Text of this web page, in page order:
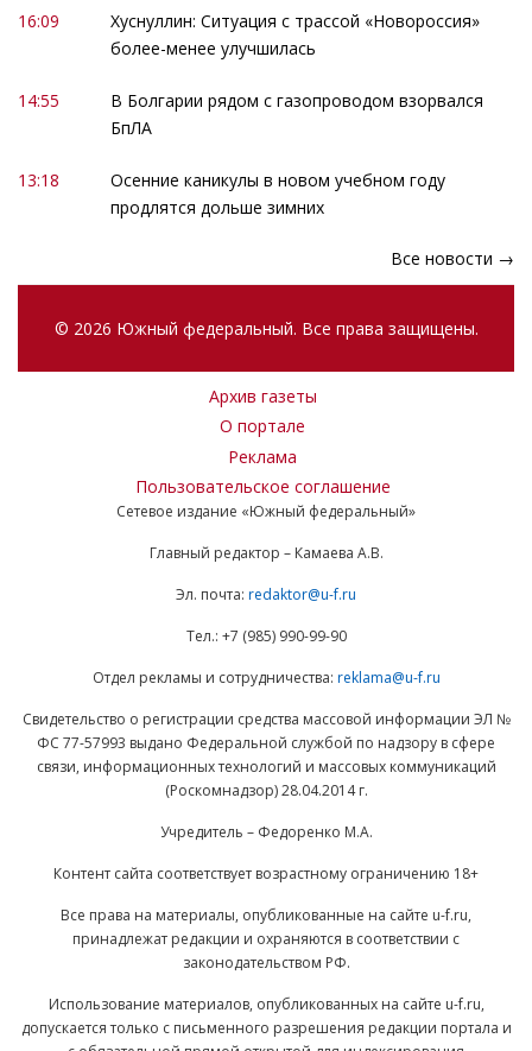
16:09
Хуснуллин: Ситуация с трассой «Новороссия»
более-менее улучшилась
14:55
В Болгарии рядом с газопроводом взорвался
БпЛА
13:18
Осенние каникулы в новом учебном году
продлятся дольше зимних
Все новости →
© 2026 Южный федеральный. Все права защищены.
Архив газеты
О портале
Реклама
Пользовательское соглашение
Сетевое издание «Южный федеральный»
Главный редактор – Камаева А.В.
Эл. почта: redaktor@u-f.ru
Тел.: +7 (985) 990-99-90
Отдел рекламы и сотрудничества: reklama@u-f.ru
Свидетельство о регистрации средства массовой информации ЭЛ №
ФС 77-57993 выдано Федеральной службой по надзору в сфере
связи, информационных технологий и массовых коммуникаций
(Роскомнадзор) 28.04.2014 г.
Учредитель – Федоренко М.А.
Контент сайта соответствует возрастному ограничению 18+
Все права на материалы, опубликованные на сайте u-f.ru,
принадлежат редакции и охраняются в соответствии с
законодательством РФ.
Использование материалов, опубликованных на сайте u-f.ru,
допускается только с письменного разрешения редакции портала и